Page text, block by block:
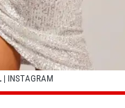
| INSTAGRAM